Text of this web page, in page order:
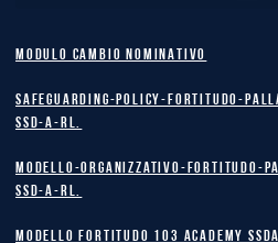
MODULO CAMBIO NOMINATIVO
safeguarding-policy-Fortitudo-
SSD-A-RL.
Modello-Organizzativo-Fortitudo-
SSD-A-RL.
MODELLO FORTITUDO 103 ACADEMY